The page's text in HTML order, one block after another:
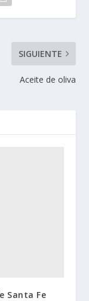
SIGUIENTE
Aceite de oliva
Santa Fe